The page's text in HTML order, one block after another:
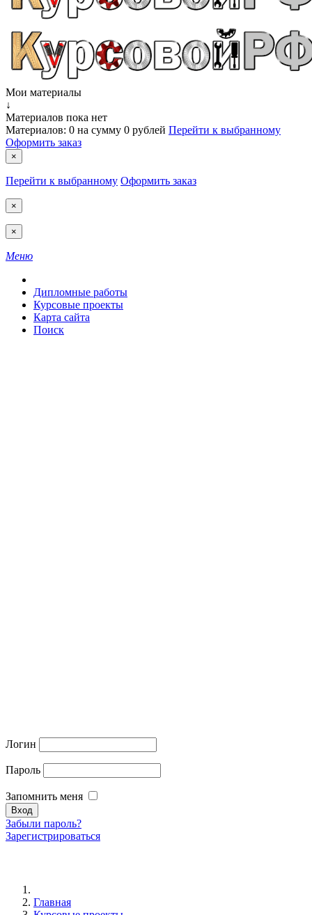
Мои материалы
↓
Материалов пока нет
Материалов: 0 на сумму 0 рублей Перейти к выбранному
Оформить заказ
×
Перейти к выбранному Оформить заказ
×
×
Меню
Дипломные работы
Курсовые проекты
Карта сайта
Поиск
Логин
Пароль
Запомнить меня
Забыли пароль?
Зарегистрироваться
Главная